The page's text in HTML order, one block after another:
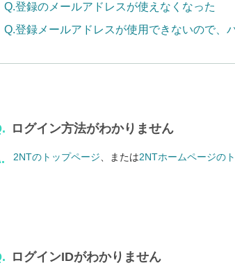
Q.登録のメールアドレスが使えなくなった
Q.登録メールアドレスが使用できないので、
ログイン方法がわかりません
2NTのトップページ 、または2NTホームページの
ログインIDがわかりません